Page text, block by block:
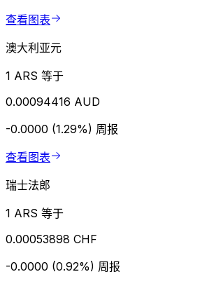
查看图表
澳大利亚元
1 ARS 等于
0.00094416 AUD
-0.0000 (1.29%) 周报
查看图表
瑞士法郎
1 ARS 等于
0.00053898 CHF
-0.0000 (0.92%) 周报